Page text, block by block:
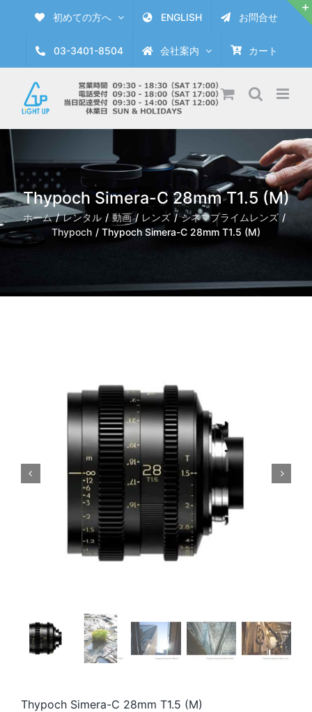
初めての方へ ENGLISH お問合せ
03-3401-8504 会社案内 カート
Thypoch Simera-C 28mm T1.5 (M)
ホーム レンタル 動画 レンズ
シネマプライムレンズ
Thypoch
Thypoch Simera-C 28mm T1.5 (M)
Thypoch Simera-C 28mm T1.5 (M)